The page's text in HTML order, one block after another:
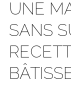
UNE
SANS